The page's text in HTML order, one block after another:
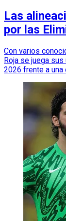
Las
por las
Con varios
Roja se juega
2026 frente a